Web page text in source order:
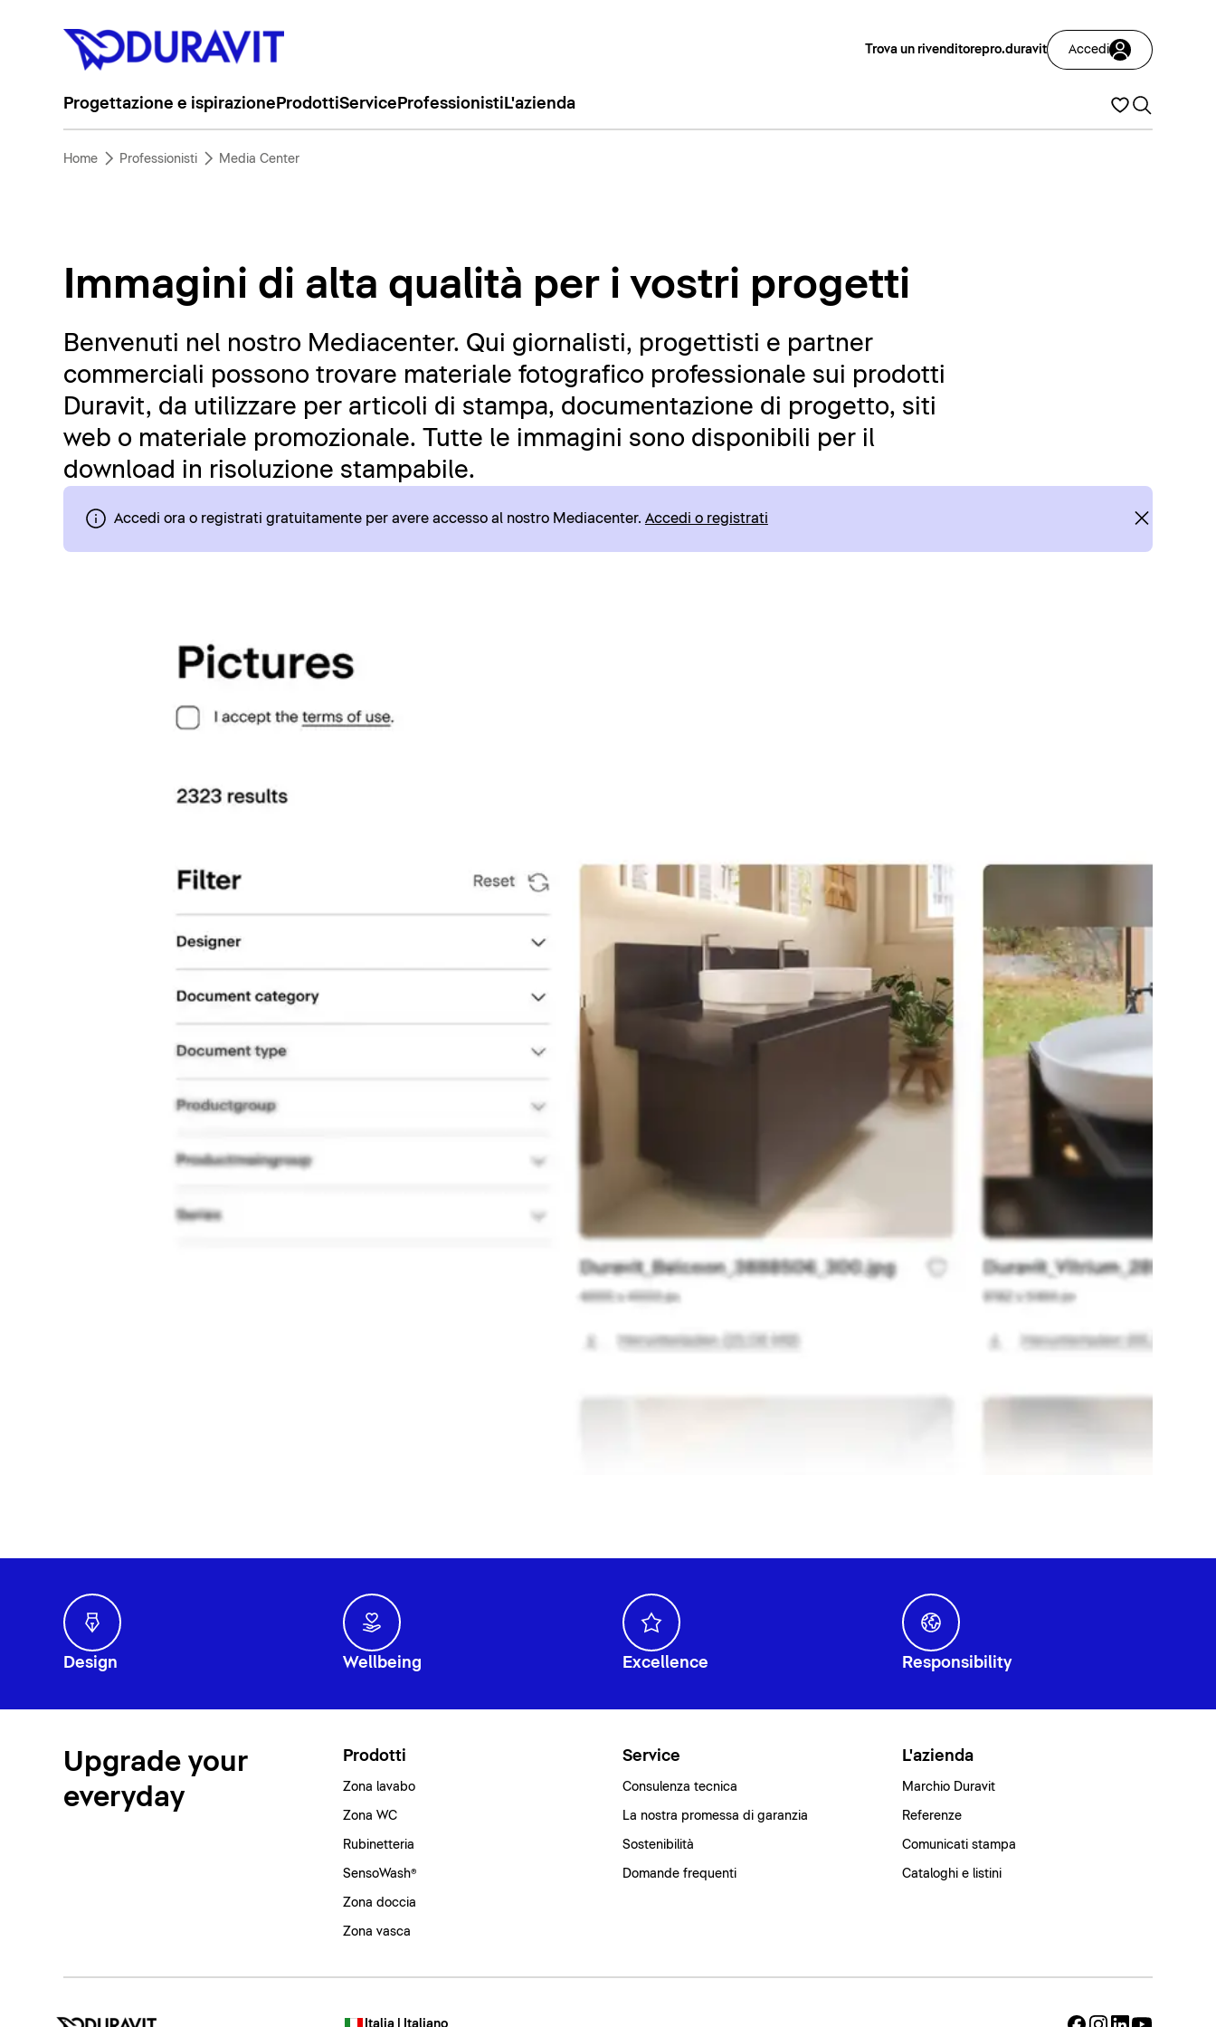
Trova un rivenditorepro.duravit Accedi
Progettazione e ispirazione ProdottiService Professionisti L'azienda
Home Professionisti Media Center
Immagini di alta qualità per i vostri progetti
Benvenuti nel nostro Mediacenter. Qui giornalisti, progettisti e partner
commerciali possono trovare materiale fotografico professionale sui prodotti
Duravit, da utilizzare per articoli di stampa, documentazione di progetto, siti
web o materiale promozionale. Tutte le immagini sono disponibili per il
download in risoluzione stampabile.
Accedi ora o registrati gratuitamente per avere accesso al nostro Mediacenter. Accedi o registrati
Design Wellbeing Excellence Responsibility
Upgrade your
everyday
Prodotti
Zona lavabo
Zona WC
Rubinetteria
SensoWash®
Zona doccia
Zona vasca
Service
Consulenza tecnica
La nostra promessa di garanzia
Sostenibilità
Domande frequenti
L'azienda
Marchio Duravit
Referenze
Comunicati stampa
Cataloghi e listini